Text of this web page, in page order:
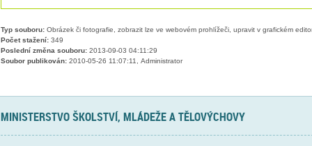
Typ souboru:Obrázek či fotografie, zobrazit lze ve webovém prohlížeči, upravit v grafickém
Počet stažení:349
Poslední změna souboru:2013-09-03 04:11:29
Soubor publikován:2010-05-26 11:07:11, Administrator
MINISTERSTVO ŠKOLSTVÍ, MLÁDEŽE A TĚLOVÝCHOVY